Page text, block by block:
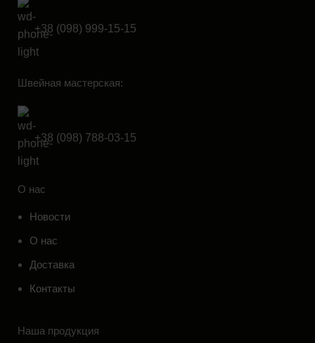
+38 (098) 999-15-15
Швейная мастерская:
+38 (098) 788-03-15
О нас
Новости
О нас
Доставка
Контакты
Наша продукция